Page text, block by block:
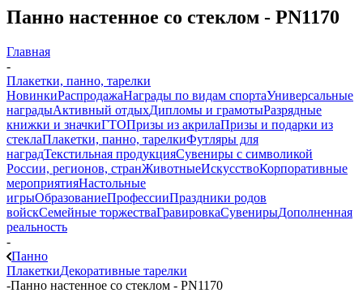
Панно настенное со стеклом - PN1170
Главная
-
Плакетки, панно, тарелки
НовинкиРаспродажаНаграды по видам спортаУниверсальные
наградыАктивный отдыхДипломы и грамотыРазрядные
книжки и значкиГТОПризы из акрилаПризы и подарки из
стеклаПлакетки, панно, тарелкиФутляры для
наградТекстильная продукцияСувениры с символикой
России, регионов, странЖивотныеИскусствоКорпоративные
мероприятияНастольные
игрыОбразованиеПрофессииПраздники родов
войскСемейные торжестваГравировкаСувенирыДополненная
реальность
-
Панно
ПлакеткиДекоративные тарелки
-Панно настенное со стеклом - PN1170